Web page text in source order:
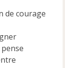
de courage